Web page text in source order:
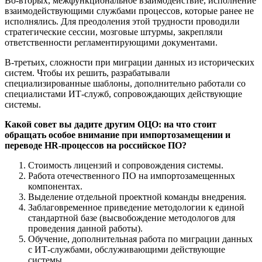
взаимодействующими службами процессов, которые ранее не
исполнялись. Для преодоления этой трудности проводили
стратегические сессии, мозговые штурмы, закрепляли
ответственности регламентирующими документами.
В-третьих, сложности при миграции данных из исторических
систем. Чтобы их решить, разрабатывали
специализированные шаблоны, дополнительно работали со
специалистами ИТ-служб, сопровождающих действующие
системы.
Какой совет вы дадите другим ОЦО: на что стоит
обращать особое внимание при импортозамещении и
переводе HR-процессов на российское ПО?
Стоимость лицензий и сопровождения системы.
Работа отечественного ПО на импортозамещенных
компонентах.
Выделение отдельной проектной команды внедрения.
Заблаговременное приведение методологии к единой
стандартной базе (высвобождение методологов для
проведения данной работы).
Обучение, дополнительная работа по миграции данных
с ИТ-службами, обслуживающими действующие
системы.